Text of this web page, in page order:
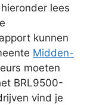
lees
kunnen
Midden-
moeten
BRL9500-
vind je